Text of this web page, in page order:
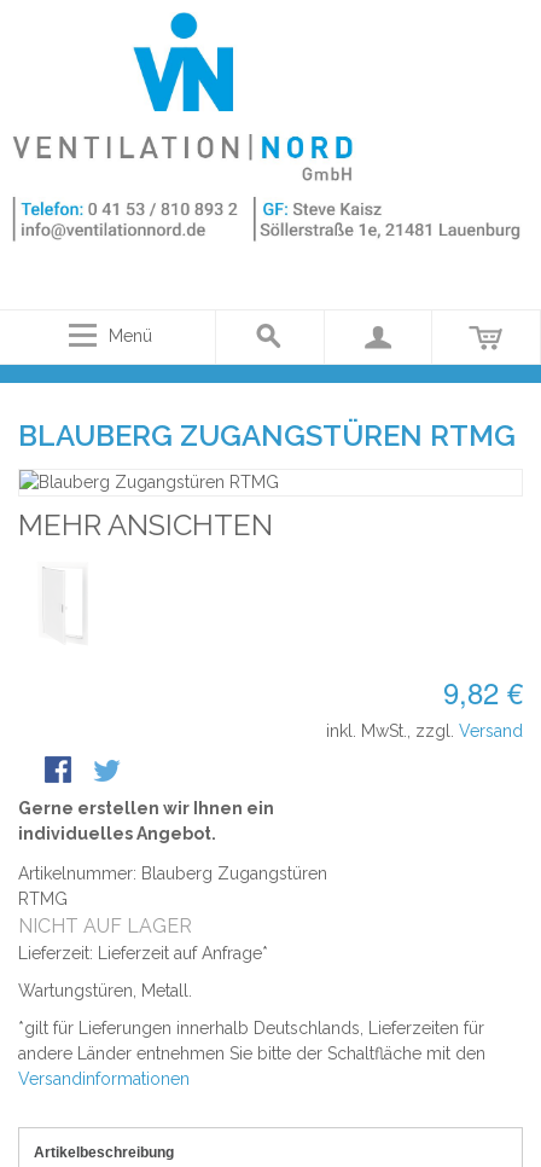
Menü
BLAUBERG ZUGANGSTÜREN RTMG
MEHR ANSICHTEN
9,82 €
inkl. MwSt., zzgl. Versand
Gerne erstellen wir Ihnen ein
individuelles Angebot.
Artikelnummer: Blauberg Zugangstüren
RTMG
NICHT AUF LAGER
Lieferzeit: Lieferzeit auf Anfrage*
Wartungstüren, Metall.
*gilt für Lieferungen innerhalb Deutschlands, Lieferzeiten für
andere Länder entnehmen Sie bitte der Schaltfläche mit den
Versandinformationen
Artikelbeschreibung